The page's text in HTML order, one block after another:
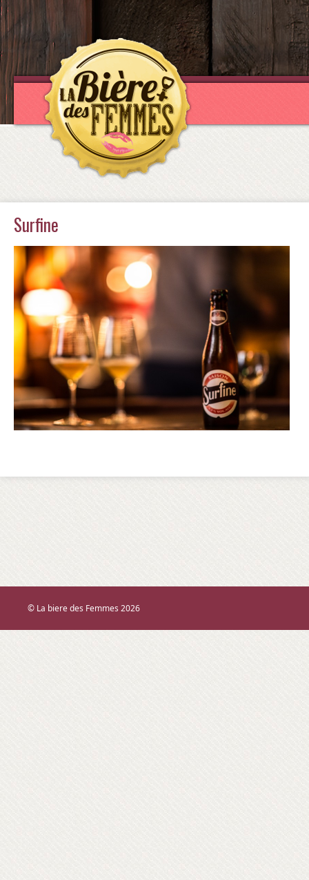
Surfine
© La biere des Femmes 2026